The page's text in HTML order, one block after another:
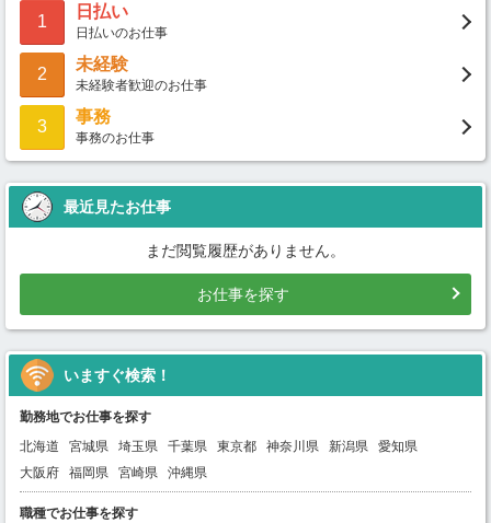
1
日払い
日払いのお仕事
2
未経験
未経験者歓迎のお仕事
3
事務
事務のお仕事
最近見たお仕事
まだ閲覧履歴がありません。
お仕事を探す
いますぐ検索！
勤務地でお仕事を探す
北海道
宮城県 埼玉県 千葉県 東京都 神奈川県 新潟県
愛知県
大阪府
福岡県 宮崎県 沖縄県
職種でお仕事を探す